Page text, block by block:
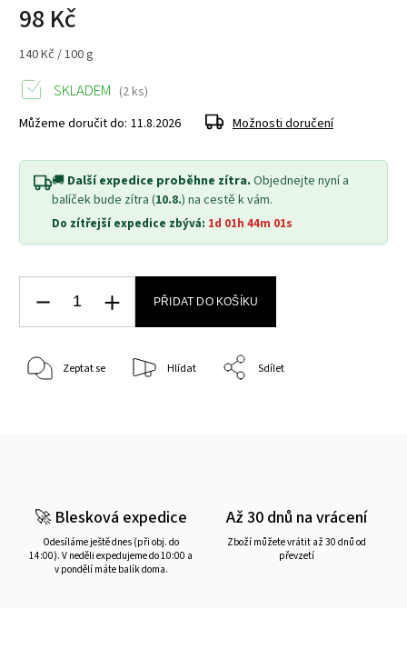
98 Kč
140 Kč / 100 g
🚚 Další expedice proběhne zítra. Objednejte nyní a
balíček bude zítra (10.8.) na cestě k vám.
Do zítřejší expedice zbývá: 1d 01h 44m 01s
SKLADEM (2 ks)
Můžeme doručit do: 11.8.2026 Možnosti doručení
PŘIDAT DO KOŠÍKU
Zeptat se Hlídat Sdílet
🚀 Blesková expedice
Odesíláme ještě dnes (při obj. do
14:00). V neděli expedujeme do 10:00 a
v pondělí máte balík doma.
Až 30 dnů na vrácení
Zboží můžete vrátit až 30 dnů od
převzetí